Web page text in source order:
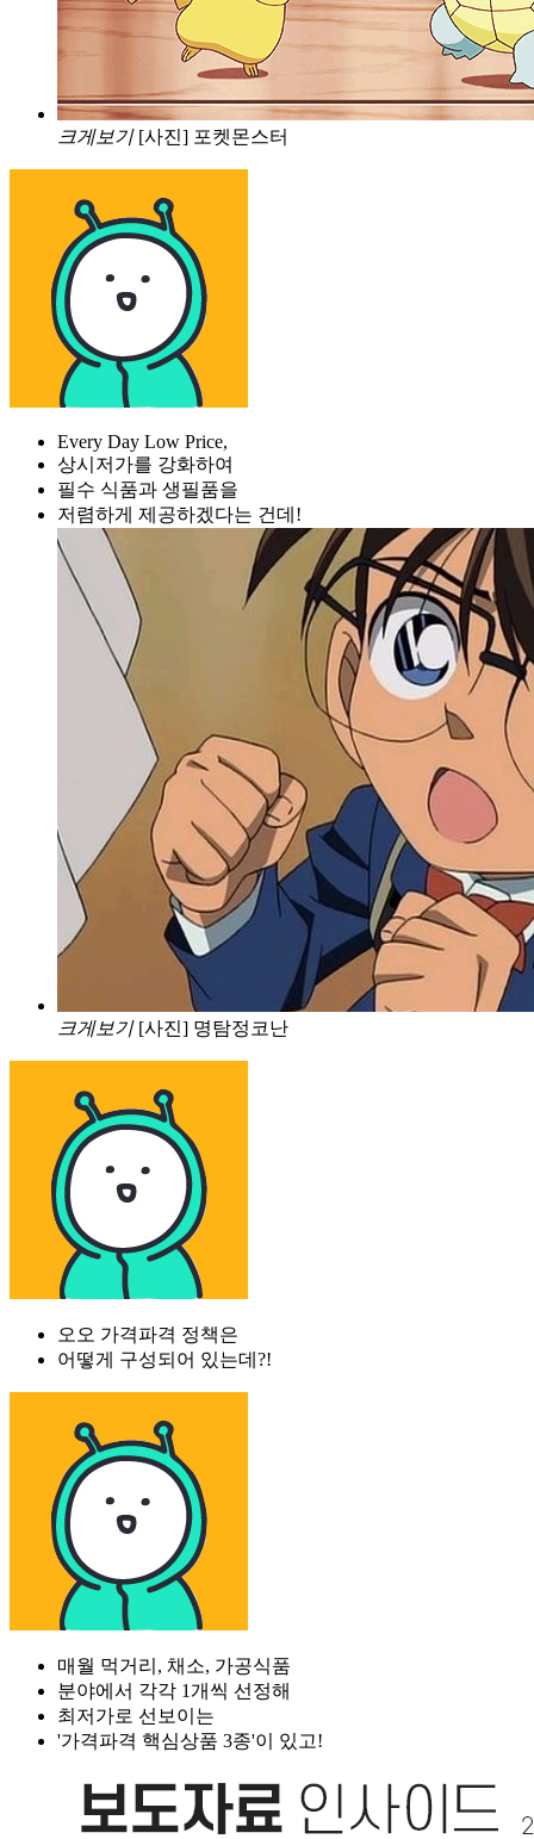
크게보기 [사진] 포켓몬스터
Every Day Low Price,
상시저가를 강화하여
필수 식품과 생필품을
저렴하게 제공하겠다는 건데!
크게보기 [사진] 명탐정코난
오오 가격파격 정책은
어떻게 구성되어 있는데?!
매월 먹거리, 채소, 가공식품
분야에서 각각 1개씩 선정해
최저가로 선보이는
'가격파격 핵심상품 3종'이 있고!